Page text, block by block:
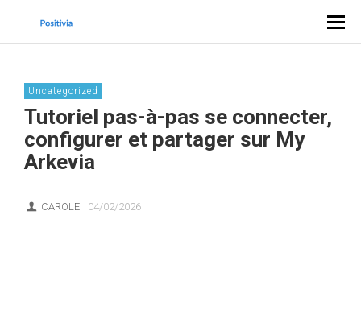
Uncategorized
Tutoriel pas-à-pas se connecter,
configurer et partager sur My
Arkevia
CAROLE 04/02/2026